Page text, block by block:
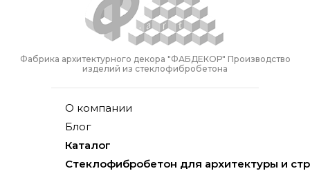
Фабрика архитектурного декора "ФАБДЕКОР" Производство
изделий из стеклофибробетона
Каталог
Стеклофибробетон для архитектуры и
О компании
Блог